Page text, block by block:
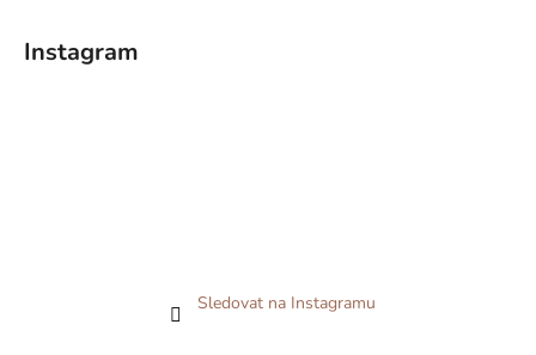
Instagram
Sledovat na Instagramu